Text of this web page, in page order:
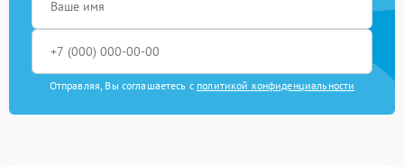
Отправляя, Вы соглашаетесь с политикой конфиденциальности